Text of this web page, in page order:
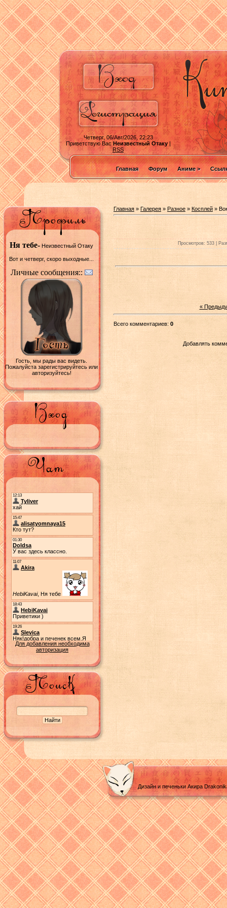
Четверг, 06/Авг/2026, 22:23
Приветствую ВасНеизвестный Отаку|
RSS
Главная Форум Аниме >
Ня тебе- Неизвестный Отаку
Вот и четверг, скоро выходные...
Личные сообщения::
Гость, мы рады вас видеть.
Пожалуйста зарегистрируйтесь или
авторизуйтесь!
Для добавления необходима
авторизация
Главная » Галерея » Разное » Косплей »
Просмотров: 533 |
«
Всего комментариев: 0
Добавлять
Дизайн и печеньки Акира